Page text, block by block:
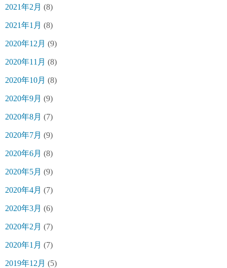
2021年2月 (8)
2021年1月 (8)
2020年12月 (9)
2020年11月 (8)
2020年10月 (8)
2020年9月 (9)
2020年8月 (7)
2020年7月 (9)
2020年6月 (8)
2020年5月 (9)
2020年4月 (7)
2020年3月 (6)
2020年2月 (7)
2020年1月 (7)
2019年12月 (5)